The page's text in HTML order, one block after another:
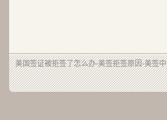
美国签证被拒签了怎么办-美签拒签原因-美签